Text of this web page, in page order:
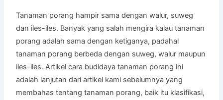
Tanaman porang hampir sama dengan walur, suweg
dan iles-iles. Banyak yang salah mengira kalau tanaman
porang adalah sama dengan ketiganya, padahal
tanaman porang berbeda dengan suweg, walur maupun
iles-iles. Artikel cara budidaya tanaman porang ini
adalah lanjutan dari artikel kami sebelumnya yang
membahas tentang tanaman porang, baik itu klasifikasi,